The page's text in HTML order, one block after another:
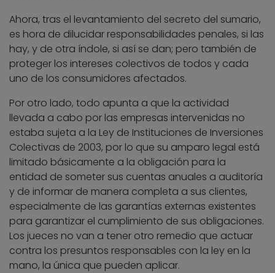
Ahora, tras el levantamiento del secreto del sumario,
es hora de dilucidar responsabilidades penales, si las
hay, y de otra índole, si así se dan; pero también de
proteger los intereses colectivos de todos y cada
uno de los consumidores afectados.
Por otro lado, todo apunta a que la actividad
llevada a cabo por las empresas intervenidas no
estaba sujeta a la Ley de Instituciones de Inversiones
Colectivas de 2003, por lo que su amparo legal está
limitado básicamente a la obligación para la
entidad de someter sus cuentas anuales a auditoría
y de informar de manera completa a sus clientes,
especialmente de las garantías externas existentes
para garantizar el cumplimiento de sus obligaciones.
Los jueces no van a tener otro remedio que actuar
contra los presuntos responsables con la ley en la
mano, la única que pueden aplicar.